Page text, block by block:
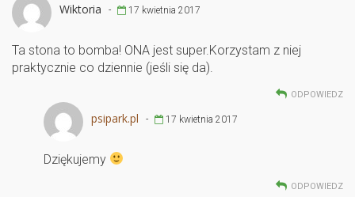
Wiktoria - 17 kwietnia 2017
Ta stona to bomba! ONA jest super.Korzystam z niej
praktycznie co dziennie (jeśli się da).
ODPOWIEDZ
psipark.pl - 17 kwietnia 2017
Dziękujemy
ODPOWIEDZ